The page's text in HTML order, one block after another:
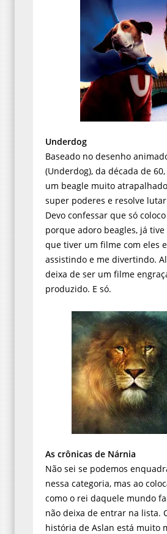
Underdog
Baseado no desenho
(Underdog), da década de
um beagle muito
super poderes e resolve
Devo confessar que só
porque adoro beagles, já
que tiver um filme com eles
assistindo e me divertindo.
deixa de ser um filme
produzido. E só.
As crônicas de Nárnia
Não sei se podemos
nessa categoria, mas ao
como o rei daquele mundo
não deixa de entrar na lista.
história de Aslan está muito